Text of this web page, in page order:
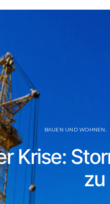
BAUEN UND WOHNEN
Krise:
zu